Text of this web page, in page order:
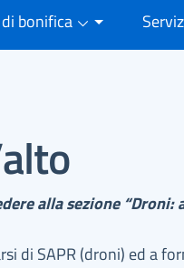
bonifica
alla sezione “Droni:
di SAPR (droni) ed a